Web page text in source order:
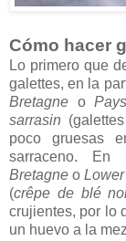
Cómo hacer
Lo primero que
galettes, en la
Bretagne o
sarrasin
poco gruesas
sarraceno.
Bretagne o
(crêpe de blé
crujientes, por lo
un huevo a la